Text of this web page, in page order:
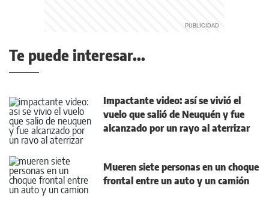
Te puede interesar...
Impactante video: así se vivió el
vuelo que salió de Neuquén y fue
alcanzado por un rayo al aterrizar
Mueren siete personas en un choque
frontal entre un auto y un camión